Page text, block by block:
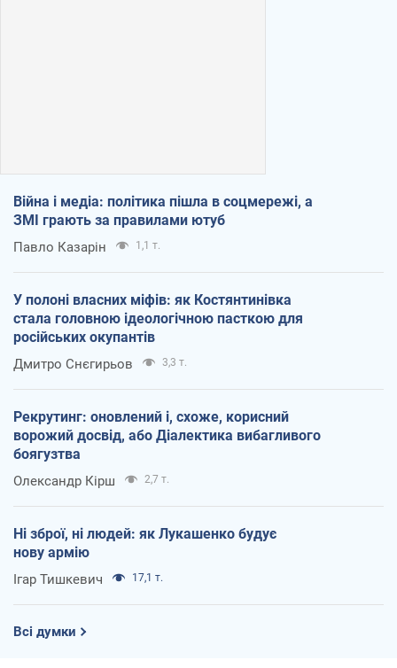
Війна і медіа: політика пішла в соцмережі, а
ЗМІ грають за правилами ютуб
Павло Казарін 1,1 т.
У полоні власних міфів: як Костянтинівка
стала головною ідеологічною пасткою для
російських окупантів
Дмитро Снєгирьов 3,3 т.
Рекрутинг: оновлений і, схоже, корисний
ворожий досвід, або Діалектика вибагливого
боягузтва
Олександр Кірш 2,7 т.
Ні зброї, ні людей: як Лукашенко будує
нову армію
Ігар Тишкевич 17,1 т.
Всі думки